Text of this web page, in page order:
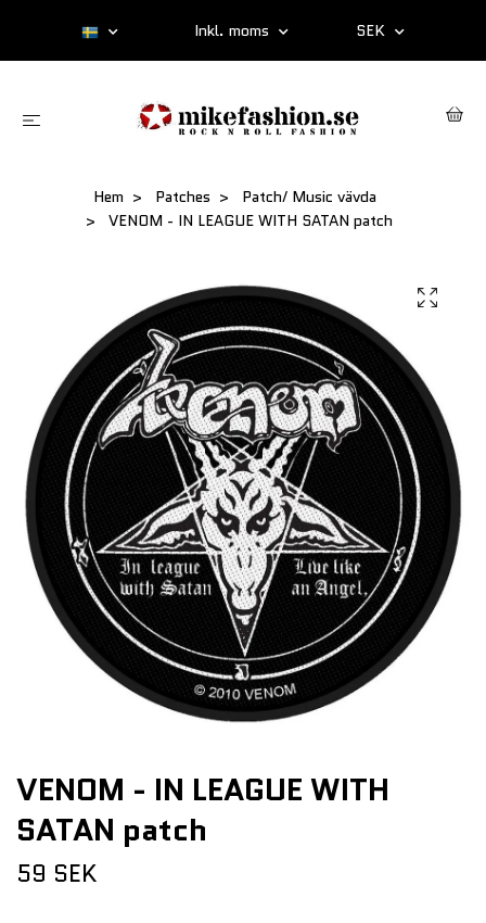
Inkl. moms SEK
Hem Patches
Patch/ Music vävda
VENOM - IN LEAGUE WITH SATAN patch
VENOM - IN LEAGUE WITH
SATAN patch
59 SEK